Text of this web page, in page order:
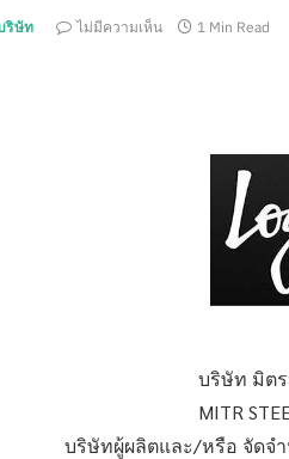
ริษัท ไม่มีความเห็น 1 Min Read
บริษัท มิต
MITR
บริษัทผู้ผลิตและ/หรือ จัดจ